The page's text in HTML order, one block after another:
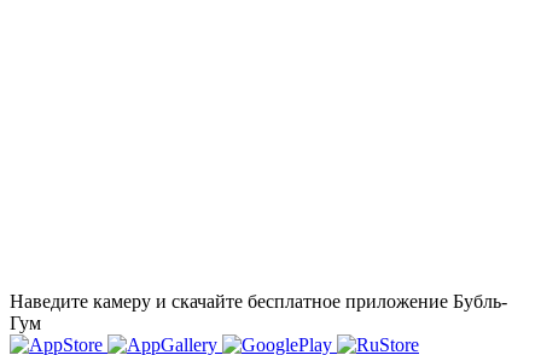
Наведите камеру и скачайте бесплатное приложение Бубль-
Гум